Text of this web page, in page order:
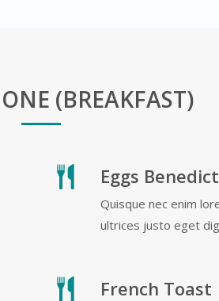
(BREAKFAST)
Eggs Benedict
Quisque nec enim
ultrices justo eget
French Toast